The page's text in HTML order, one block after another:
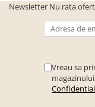
Seturi mobilier
Camera copiilor
Birouri camera
Newsletter Nu rata
Vreau sa